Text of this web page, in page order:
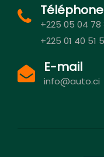
Téléphone
+225 05 04 78
+225 01 40 51
E-mail
info@auto.ci